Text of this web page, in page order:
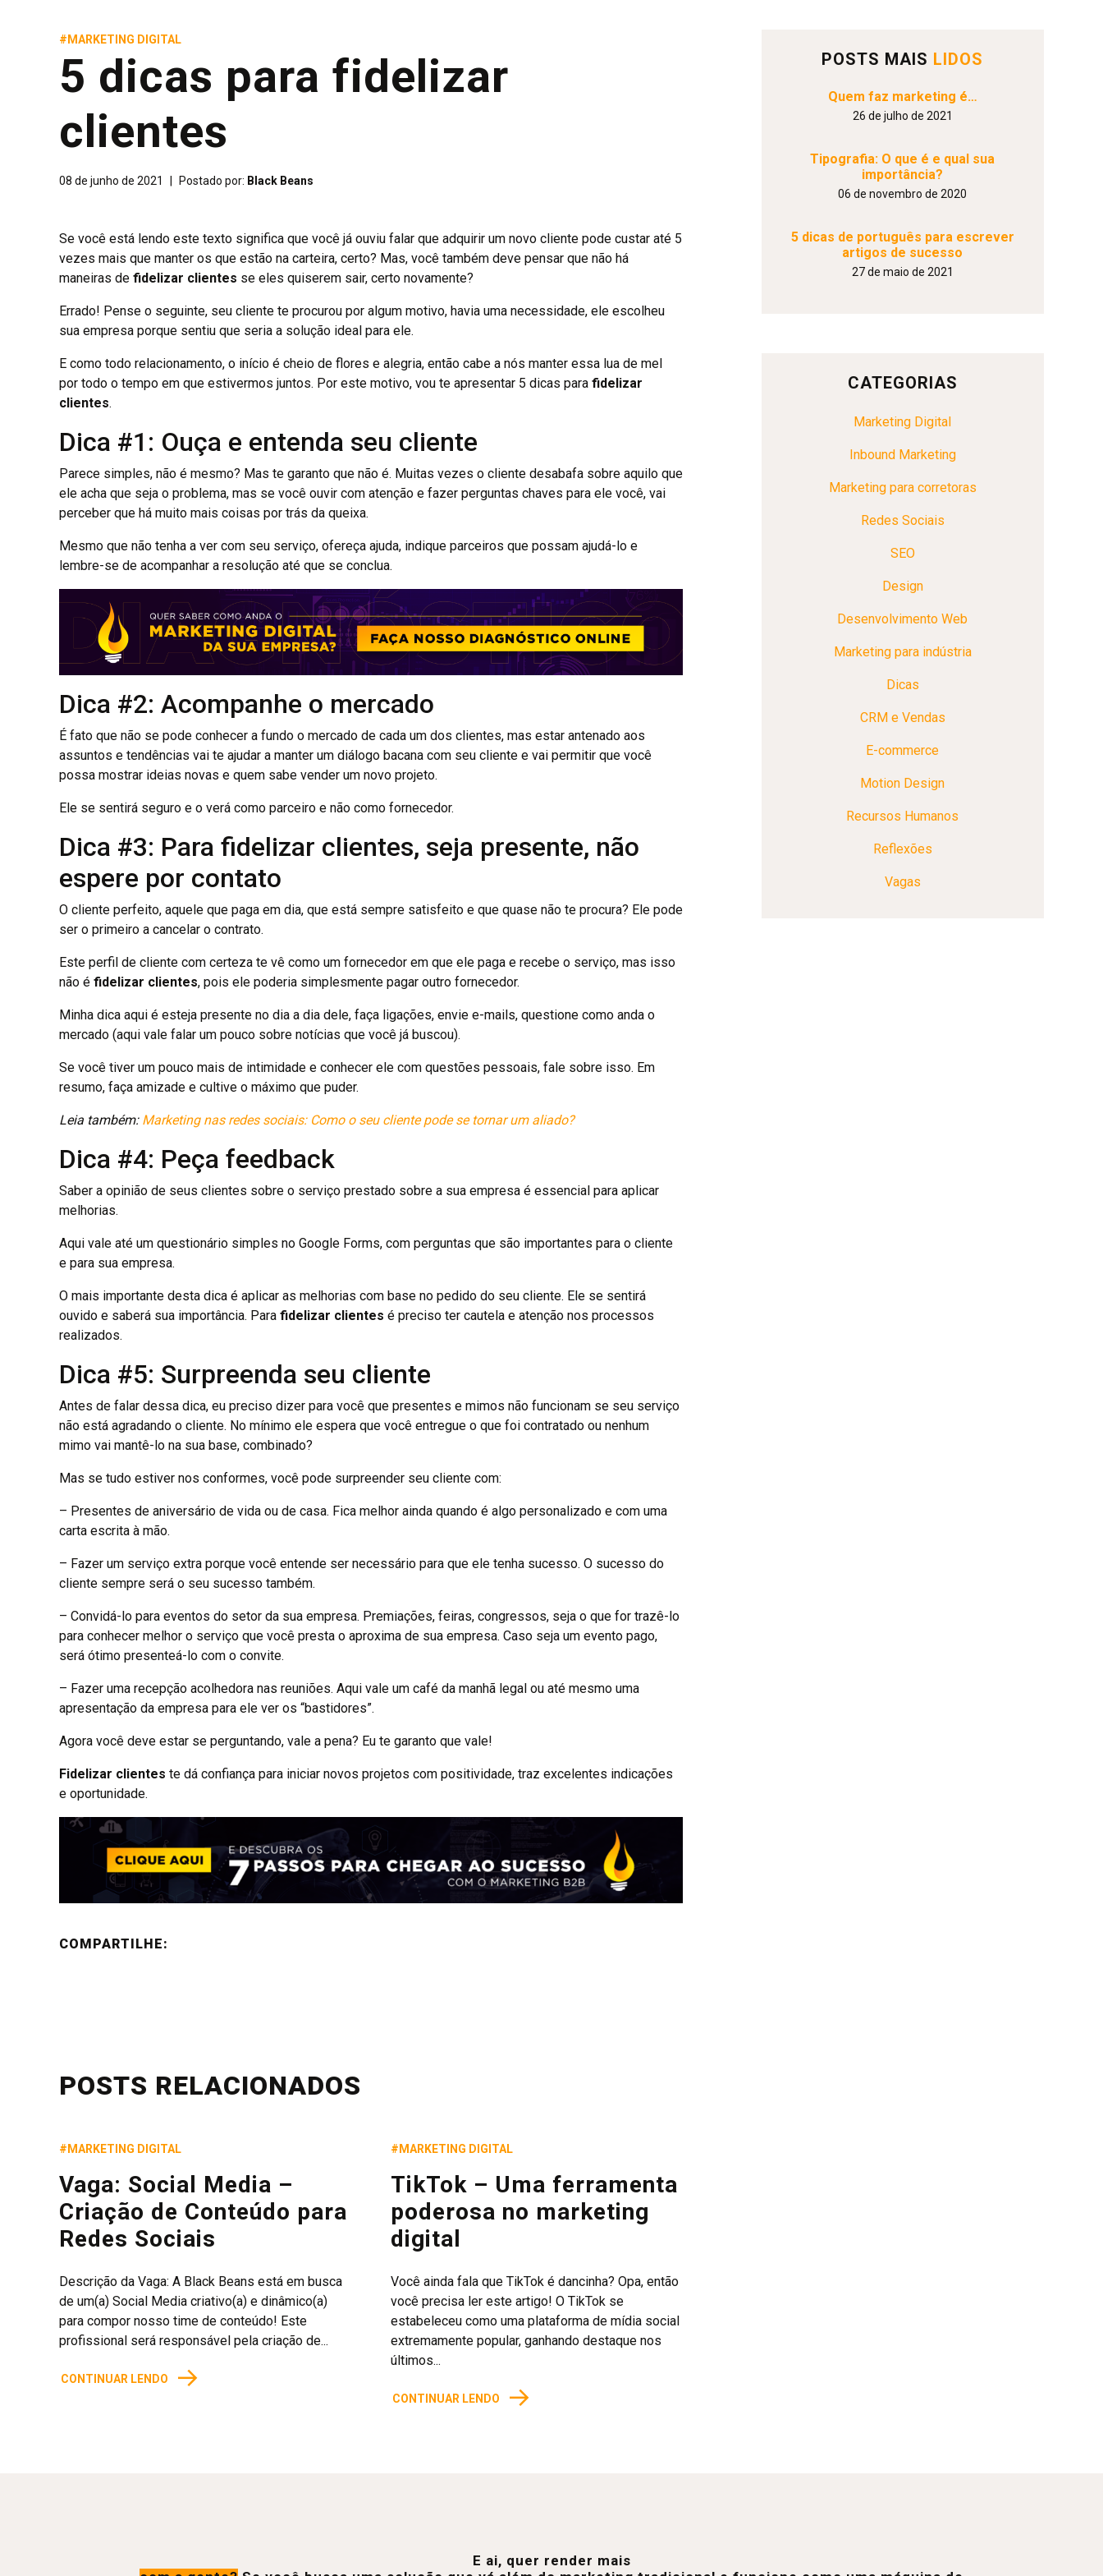
#MARKETING DIGITAL
5 dicas para fidelizar
clientes
08 de junho de 2021 Postado por: Black Beans
Se você está lendo este texto significa que você já ouviu falar que adquirir um novo cliente pode custar até 5
vezes mais que manter os que estão na carteira, certo? Mas, você também deve pensar que não há
maneiras de fidelizar clientes se eles quiserem sair, certo novamente?
Errado! Pense o seguinte, seu cliente te procurou por algum motivo, havia uma necessidade, ele escolheu
sua empresa porque sentiu que seria a solução ideal para ele.
E como todo relacionamento, o início é cheio de flores e alegria, então cabe a nós manter essa lua de mel
por todo o tempo em que estivermos juntos. Por este motivo, vou te apresentar 5 dicas para fidelizar
clientes.
Dica #1: Ouça e entenda seu cliente
Parece simples, não é mesmo? Mas te garanto que não é. Muitas vezes o cliente desabafa sobre aquilo que
ele acha que seja o problema, mas se você ouvir com atenção e fazer perguntas chaves para ele você, vai
perceber que há muito mais coisas por trás da queixa.
Mesmo que não tenha a ver com seu serviço, ofereça ajuda, indique parceiros que possam ajudá-lo e
lembre-se de acompanhar a resolução até que se conclua.
Dica #2: Acompanhe o mercado
É fato que não se pode conhecer a fundo o mercado de cada um dos clientes, mas estar antenado aos
assuntos e tendências vai te ajudar a manter um diálogo bacana com seu cliente e vai permitir que você
possa mostrar ideias novas e quem sabe vender um novo projeto.
Ele se sentirá seguro e o verá como parceiro e não como fornecedor.
Dica #3: Para fidelizar clientes, seja presente, não
espere por contato
O cliente perfeito, aquele que paga em dia, que está sempre satisfeito e que quase não te procura? Ele pode
ser o primeiro a cancelar o contrato.
Este perfil de cliente com certeza te vê como um fornecedor em que ele paga e recebe o serviço, mas isso
não é fidelizar clientes, pois ele poderia simplesmente pagar outro fornecedor.
Minha dica aqui é esteja presente no dia a dia dele, faça ligações, envie e-mails, questione como anda o
mercado (aqui vale falar um pouco sobre notícias que você já buscou).
Se você tiver um pouco mais de intimidade e conhecer ele com questões pessoais, fale sobre isso. Em
resumo, faça amizade e cultive o máximo que puder.
Leia também: Marketing nas redes sociais: Como o seu cliente pode se tornar um aliado?
Dica #4: Peça feedback
Saber a opinião de seus clientes sobre o serviço prestado sobre a sua empresa é essencial para aplicar
melhorias.
Aqui vale até um questionário simples no Google Forms, com perguntas que são importantes para o cliente
e para sua empresa.
O mais importante desta dica é aplicar as melhorias com base no pedido do seu cliente. Ele se sentirá
ouvido e saberá sua importância. Para fidelizar clientes é preciso ter cautela e atenção nos processos
realizados.
Dica #5: Surpreenda seu cliente
Antes de falar dessa dica, eu preciso dizer para você que presentes e mimos não funcionam se seu serviço
não está agradando o cliente. No mínimo ele espera que você entregue o que foi contratado ou nenhum
mimo vai mantê-lo na sua base, combinado?
Mas se tudo estiver nos conformes, você pode surpreender seu cliente com:
– Presentes de aniversário de vida ou de casa. Fica melhor ainda quando é algo personalizado e com uma
carta escrita à mão.
– Fazer um serviço extra porque você entende ser necessário para que ele tenha sucesso. O sucesso do
cliente sempre será o seu sucesso também.
– Convidá-lo para eventos do setor da sua empresa. Premiações, feiras, congressos, seja o que for trazê-lo
para conhecer melhor o serviço que você presta o aproxima de sua empresa. Caso seja um evento pago,
será ótimo presenteá-lo com o convite.
– Fazer uma recepção acolhedora nas reuniões. Aqui vale um café da manhã legal ou até mesmo uma
apresentação da empresa para ele ver os “bastidores”.
Agora você deve estar se perguntando, vale a pena? Eu te garanto que vale!
Fidelizar clientes te dá confiança para iniciar novos projetos com positividade, traz excelentes indicações
e oportunidade.
COMPARTILHE:
POSTS RELACIONADOS
#MARKETING DIGITAL
Vaga: Social Media –
Criação de Conteúdo para
Redes Sociais
Descrição da Vaga: A Black Beans está em busca
de um(a) Social Media criativo(a) e dinâmico(a)
para compor nosso time de conteúdo! Este
profissional será responsável pela criação de...
CONTINUAR LENDO →
#MARKETING DIGITAL
TikTok – Uma ferramenta
poderosa no marketing
digital
Você ainda fala que TikTok é dancinha? Opa, então
você precisa ler este artigo! O TikTok se
estabeleceu como uma plataforma de mídia social
extremamente popular, ganhando destaque nos
últimos...
CONTINUAR LENDO →
POSTS MAIS LIDOS
Quem faz marketing é…
26 de julho de 2021
Tipografia: O que é e qual sua
importância?
06 de novembro de 2020
5 dicas de português para escrever
artigos de sucesso
27 de maio de 2021
CATEGORIAS
Marketing Digital
Inbound Marketing
Marketing para corretoras
Redes Sociais
SEO
Design
Desenvolvimento Web
Marketing para indústria
Dicas
CRM e Vendas
E-commerce
Motion Design
Recursos Humanos
Reflexões
Vagas
E ai, quer render mais